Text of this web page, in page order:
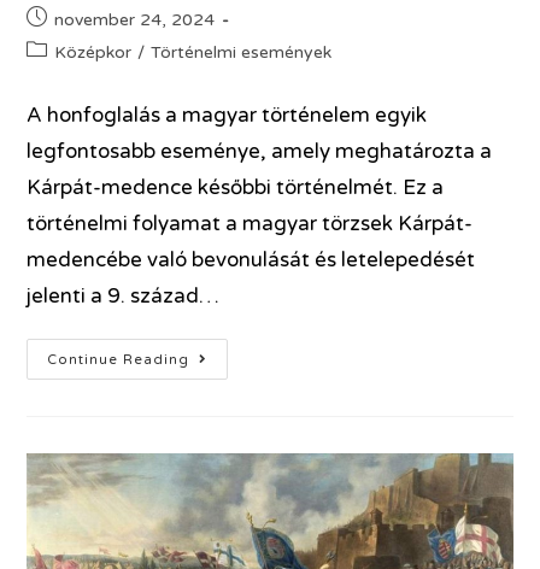
november 24, 2024
Középkor / Történelmi események
A honfoglalás a magyar történelem egyik
legfontosabb eseménye, amely meghatározta a
Kárpát-medence későbbi történelmét. Ez a
történelmi folyamat a magyar törzsek Kárpát-
medencébe való bevonulását és letelepedését
jelenti a 9. század…
Continue Reading